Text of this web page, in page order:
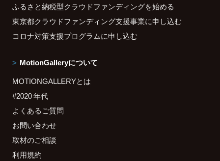
ふるさと納税型クラウドファンディングを始める
東京都クラウドファンディング支援事業に申し込む
コロナ対策支援プログラムに申し込む
MotionGalleryについて
MOTIONGALLERYとは
#2020 年代
よくあるご質問
お問い合わせ
取材のご相談
利用規約